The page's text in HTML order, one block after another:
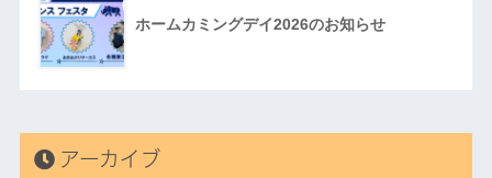
ホームカミングデイ2026のお知らせ
アーカイブ